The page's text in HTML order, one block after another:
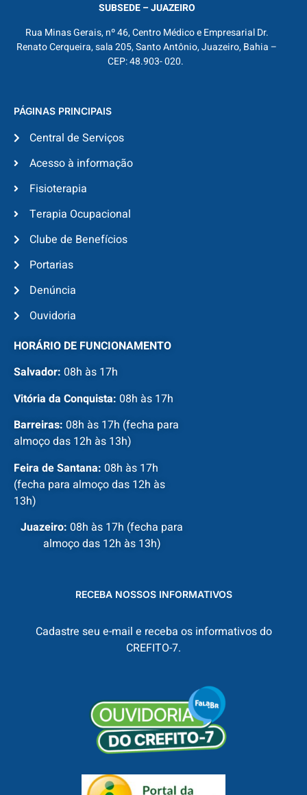
SUBSEDE – JUAZEIRO
Rua Minas Gerais, nº 46, Centro Médico e Empresarial Dr.
Renato Cerqueira, sala 205, Santo Antônio, Juazeiro, Bahia –
CEP: 48.903- 020.
PÁGINAS PRINCIPAIS
Central de Serviços
Acesso à informação
Fisioterapia
Terapia Ocupacional
Clube de Benefícios
Portarias
Denúncia
Ouvidoria
HORÁRIO DE FUNCIONAMENTO
Salvador: 08h às 17h
Vitória da Conquista: 08h às 17h
Barreiras: 08h às 17h (fecha para
almoço das 12h às 13h)
Feira de Santana: 08h às 17h
(fecha para almoço das 12h às
13h)
Juazeiro: 08h às 17h (fecha para
almoço das 12h às 13h)
RECEBA NOSSOS INFORMATIVOS
Cadastre seu e-mail e receba os informativos do
CREFITO-7.